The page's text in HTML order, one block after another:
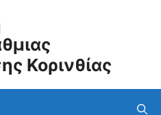
Κορινθίας